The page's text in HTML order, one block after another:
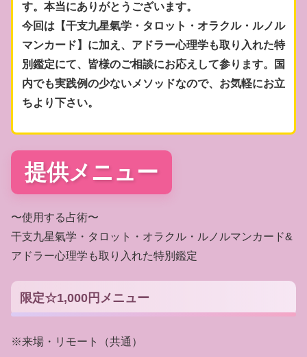
す。本当にありがとうございます。
今回は【干支九星氣学・タロット・オラクル・ルノル
マンカード】に加え、アドラー心理学も取り入れた特
別鑑定にて、皆様のご相談にお応えして参ります。国
内でも実践例の少ないメソッドなので、お気軽にお立
ちより下さい。
提供メニュー
〜使⽤する占術〜
干支九星氣学・タロット・オラクル・ルノルマンカード&
アドラー心理学も取り入れた特別鑑定
限定☆1,000円メニュー
※来場・リモート（共通）